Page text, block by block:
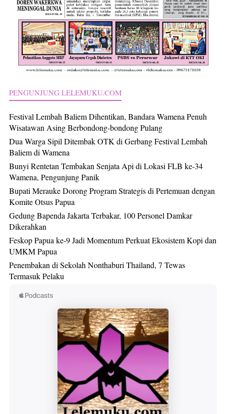
PENGUNJUNG LELEMUKU.COM
Festival Lembah Baliem Dihentikan, Bandara Wamena Penuh
Wisatawan Asing Berbondong-bondong Pulang
Dua Warga Sipil Ditembak OTK di Gerbang Festival Lembah
Baliem di Wamena
Bunyi Rentetan Tembakan Senjata Api di Lokasi FLB ke-34
Wamena, Pengunjung Panik
Bupati Merauke Dorong Program Strategis di Pertemuan dengan
Komite Otsus Papua
Gedung Bapenda Jakarta Terbakar, 100 Personel Damkar
Dikerahkan
Feskop Papua ke-9 Jadi Momentum Perkuat Ekosistem Kopi dan
UMKM Papua
Penembakan di Sekolah Nonthaburi Thailand, 7 Tewas
Termasuk Pelaku